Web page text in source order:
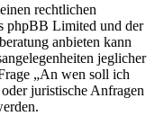
rechtlichen
phpBB Limited und der
anbieten kann
jeglicher
„An wen soll ich
juristische Anfragen